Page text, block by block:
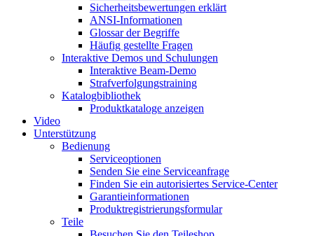
Sicherheitsbewertungen erklärt
ANSI-Informationen
Glossar der Begriffe
Häufig gestellte Fragen
Interaktive Demos und Schulungen
Interaktive Beam-Demo
Strafverfolgungstraining
Katalogbibliothek
Produktkataloge anzeigen
Video
Unterstützung
Bedienung
Serviceoptionen
Senden Sie eine Serviceanfrage
Finden Sie ein autorisiertes Service-Center
Garantieinformationen
Produktregistrierungsformular
Teile